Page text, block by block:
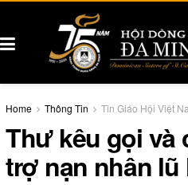
Home Thông Tin Tin Giáo Hội Việt
Thư kêu gọi và
trợ nạn nhân lũ